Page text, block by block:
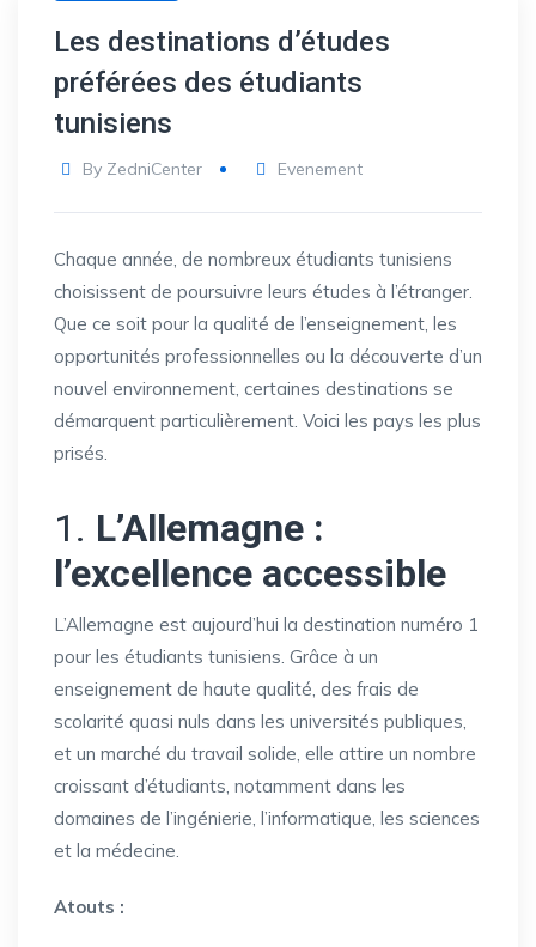
Les destinations d’études
préférées des étudiants
tunisiens
By ZedniCenter Evenement
Chaque année, de nombreux étudiants tunisiens
choisissent de poursuivre leurs études à l’étranger.
Que ce soit pour la qualité de l’enseignement, les
opportunités professionnelles ou la découverte d’un
nouvel environnement, certaines destinations se
démarquent particulièrement. Voici les pays les plus
prisés.
1. L’Allemagne :
l’excellence accessible
L’Allemagne est aujourd’hui la destination numéro 1
pour les étudiants tunisiens. Grâce à un
enseignement de haute qualité, des frais de
scolarité quasi nuls dans les universités publiques,
et un marché du travail solide, elle attire un nombre
croissant d’étudiants, notamment dans les
domaines de l’ingénierie, l’informatique, les sciences
et la médecine.
Atouts :